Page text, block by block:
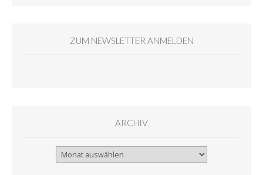
ZUM NEWSLETTER ANMELDEN
ARCHIV
Archiv